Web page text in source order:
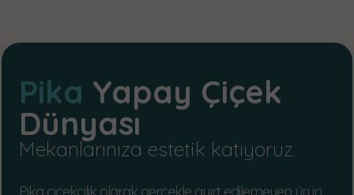
Pika Yapay Çiçek
Dünyası
Mekanlarınıza estetik katıyoruz.